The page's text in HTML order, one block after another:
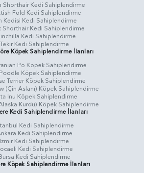
Shorthair Kedi Sahiplendirme
Fold Kedi Sahiplendirme
Kedisi Kedi Sahiplendirme
Shorthair Kedi Sahiplendirme
Kedi Sahiplendirme
Tekir Kedi Sahiplendirme
Köpek Sahiplendirme İlanları
Po Köpek Sahiplendirme
Köpek Sahiplendirme
Terrier Köpek Sahiplendirme
(Çin Aslanı) Köpek Sahiplendirme
Inu Köpek Sahiplendirme
Kurdu) Köpek Sahiplendirme
Kedi Sahiplendirme İlanları
Kedi Sahiplendirme
Kedi Sahiplendirme
İzmir Kedi Sahiplendirme
Kedi Sahiplendirme
Kedi Sahiplendirme
Köpek Sahiplendirme İlanları